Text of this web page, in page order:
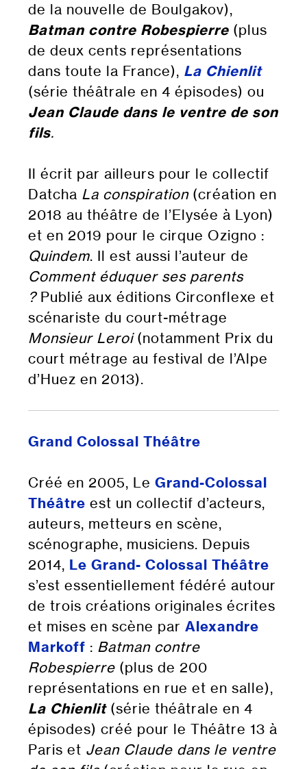
de la nouvelle de Boulgakov),
Batman contre Robespierre (plus
de deux cents représentations
dans toute la France), La Chienlit
(série théâtrale en 4 épisodes) ou
Jean Claude dans le ventre de son
fils.
Il écrit par ailleurs pour le collectif
Datcha La conspiration(création en
2018 au théâtre de l’Elysée à Lyon)
et en 2019 pour le cirque Ozigno :
Quindem. Il est aussi l’auteur de
Comment éduquer ses parents
? Publié aux éditions Circonflexe et
scénariste du court-métrage
Monsieur Leroi (notamment Prix du
court métrage au festival de l’Alpe
d’Huez en 2013).
Grand Colossal Théâtre
Créé en 2005, LeGrand-Colossal
Théâtre est un collectif d’acteurs,
auteurs, metteurs en scène,
scénographe, musiciens. Depuis
2014, Le Grand- Colossal Théâtre
s’est essentiellement fédéré autour
de trois créations originales écrites
et mises en scène parAlexandre
Markoff : Batman contre
Robespierre (plus de 200
représentations en rue et en salle),
La Chienlit (série théâtrale en 4
épisodes) créé pour le Théâtre 13 à
Paris et Jean Claude dans le ventre